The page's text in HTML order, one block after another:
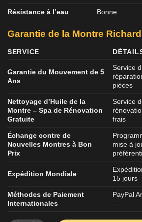
Résistance à l’eau Bonne
Garantie de la Montre
SERVICE
Garantie du Mouvement de 5
Ans
Service
pièces
Nettoyage d’Huile de la
Montre – Spa de Rénovation
Gratuite
Service
frais
Échange contre de
Nouvelles Montres à Bon
Prix
mise à
Expédition Mondiale
15 jours
Méthodes de Paiement
Internationales
PayPal
–